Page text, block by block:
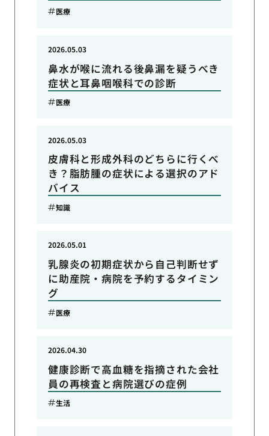
医療
鼻水が喉に流れる後鼻漏を疑うべき
症状と耳鼻咽喉科での診断
2026.05.03
医療
皮膚科と形成外科のどちらに行くべ
き？脂肪腫の症状による選択のアド
バイス
2026.05.03
知識
乳腺炎の初期症状から自己判断せず
に助産院・病院を予約するタイミン
グ
2026.05.01
医療
健康診断で高血糖を指摘された会社
員の再検査と病院選びの症例
2026.04.30
生活